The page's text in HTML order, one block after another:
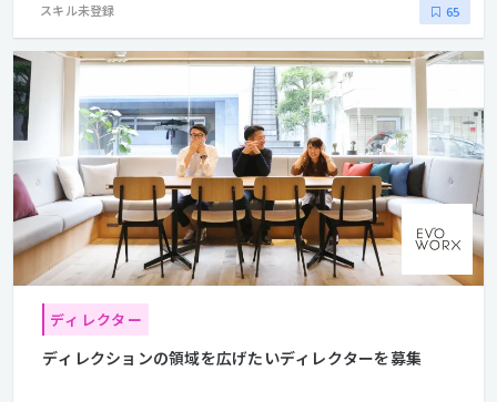
スキル未登録 65
ディレクター
ディレクションの領域を広げたいディレクターを募集